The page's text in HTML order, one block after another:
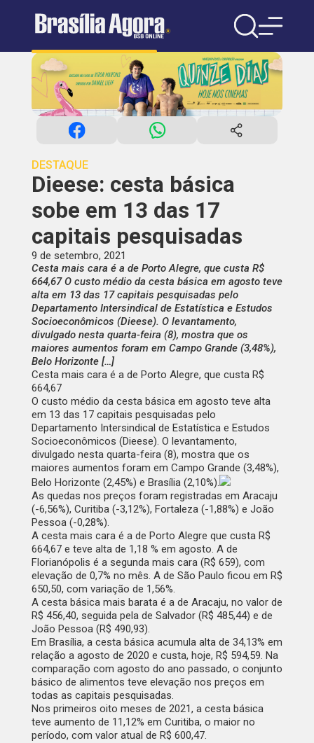
DESTAQUE
Dieese: cesta básica
sobe em 13 das 17
capitais pesquisadas
9 de setembro, 2021
Cesta mais cara é a de Porto Alegre, que custa R$
664,67 O custo médio da cesta básica em agosto teve
alta em 13 das 17 capitais pesquisadas pelo
Departamento Intersindical de Estatística e Estudos
Socioeconômicos (Dieese). O levantamento,
divulgado nesta quarta-feira (8), mostra que os
maiores aumentos foram em Campo Grande (3,48%),
Belo Horizonte […]
Cesta mais cara é a de Porto Alegre, que custa R$
664,67
O custo médio da cesta básica em agosto teve alta
em 13 das 17 capitais pesquisadas pelo
Departamento Intersindical de Estatística e Estudos
Socioeconômicos (Dieese). O levantamento,
divulgado nesta quarta-feira (8), mostra que os
maiores aumentos foram em Campo Grande (3,48%),
Belo Horizonte (2,45%) e Brasília (2,10%).
As quedas nos preços foram registradas em Aracaju
(-6,56%), Curitiba (-3,12%), Fortaleza (-1,88%) e João
Pessoa (-0,28%).
A cesta mais cara é a de Porto Alegre que custa R$
664,67 e teve alta de 1,18 % em agosto. A de
Florianópolis é a segunda mais cara (R$ 659), com
elevação de 0,7% no mês. A de São Paulo ficou em R$
650,50, com variação de 1,56%.
A cesta básica mais barata é a de Aracaju, no valor de
R$ 456,40, seguida pela de Salvador (R$ 485,44) e de
João Pessoa (R$ 490,93).
Em Brasília, a cesta básica acumula alta de 34,13% em
relação a agosto de 2020 e custa, hoje, R$ 594,59. Na
comparação com agosto do ano passado, o conjunto
básico de alimentos teve elevação nos preços em
todas as capitais pesquisadas.
Nos primeiros oito meses de 2021, a cesta básica
teve aumento de 11,12% em Curitiba, o maior no
período, com valor atual de R$ 600,47.